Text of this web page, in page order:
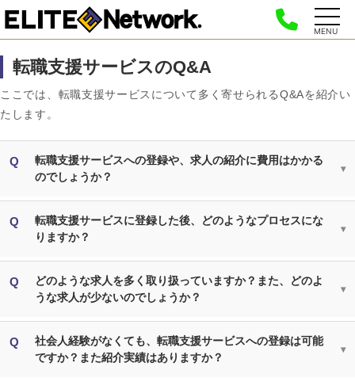
MENU
転職支援サービスのQ&A
ここでは、転職支援サービスについて多く寄せられるQ&Aを紹介い
たします。
転職支援サービスへの登録や、求人の紹介に費用はかかる
のでしょうか？
転職支援サービスに登録した後、どのようなプロセスにな
りますか？
どのような求人を多く取り扱っていますか？また、どのよ
うな求人が少ないのでしょうか？
社会人経験がなくても、転職支援サービスへの登録は可能
ですか？また紹介実績はありますか？